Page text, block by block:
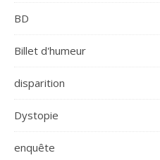
BD
Billet d'humeur
disparition
Dystopie
enquête